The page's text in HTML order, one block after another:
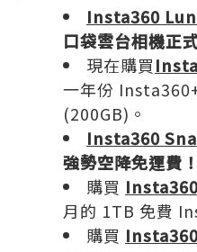
Insta360
口袋雲台相機正
現在購買
一年份
(200GB)。
Insta360
強勢空降免運費！
購買
月的 1TB 免費
購買